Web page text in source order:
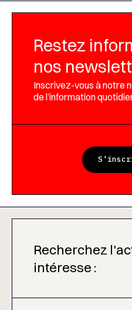
Restez
nos
Inscrivez-vous à notre
de l’information
Recherchez
intéresse :